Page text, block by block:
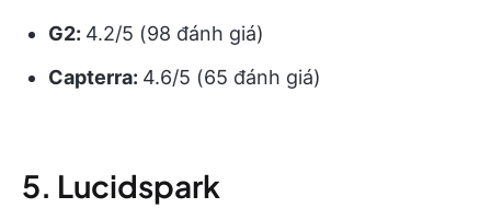
G2: 4.2/5 (98 đánh giá)
Capterra: 4.6/5 (65 đánh giá)
5. Lucidspark